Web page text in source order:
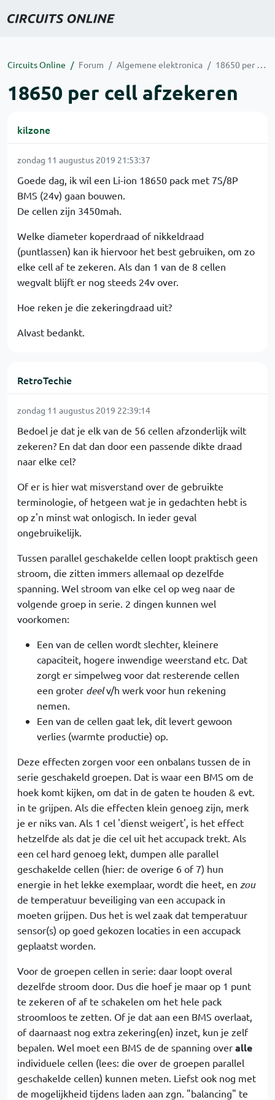
Circuits Online Forum Algemene elektronica 18650 per cell afzekeren
18650 per cell afzekeren
kilzone
zondag 11 augustus 2019 21:53:37
Goede dag, ik wil een Li-ion 18650 pack met 7S/8P
BMS (24v) gaan bouwen.
De cellen zijn 3450mah.
Welke diameter koperdraad of nikkeldraad
(puntlassen) kan ik hiervoor het best gebruiken, om zo
elke cell af te zekeren. Als dan 1 van de 8 cellen
wegvalt blijft er nog steeds 24v over.
Hoe reken je die zekeringdraad uit?
Alvast bedankt.
RetroTechie
zondag 11 augustus 2019 22:39:14
Bedoel je dat je elk van de 56 cellen afzonderlijk wilt
zekeren? En dat dan door een passende dikte draad
naar elke cel?
Of er is hier wat misverstand over de gebruikte
terminologie, of hetgeen wat je in gedachten hebt is
op z'n minst wat onlogisch. In ieder geval
ongebruikelijk.
Tussen parallel geschakelde cellen loopt praktisch geen
stroom, die zitten immers allemaal op dezelfde
spanning. Wel stroom van elke cel op weg naar de
volgende groep in serie. 2 dingen kunnen wel
voorkomen:
Een van de cellen wordt slechter, kleinere
capaciteit, hogere inwendige weerstand etc. Dat
zorgt er simpelweg voor dat resterende cellen
een groter deelv/h werk voor hun rekening
nemen.
Een van de cellen gaat lek, dit levert gewoon
verlies (warmte productie) op.
Deze effecten zorgen voor een onbalans tussen de in
serie geschakeld groepen. Dat is waar een BMS om de
hoek komt kijken, om dat in de gaten te houden & evt.
in te grijpen. Als die effecten klein genoeg zijn, merk
je er niks van. Als 1 cel 'dienst weigert', is het effect
hetzelfde als dat je die cel uit het accupack trekt. Als
een cel hard genoeg lekt, dumpen alle parallel
geschakelde cellen (hier: de overige 6 of 7) hun
energie in het lekke exemplaar, wordt die heet, en zou
de temperatuur beveiliging van een accupack in
moeten grijpen. Dus het is wel zaak dat temperatuur
sensor(s) op goed gekozen locaties in een accupack
geplaatst worden.
Voor de groepen cellen in serie: daar loopt overal
dezelfde stroom door. Dus die hoef je maar op 1 punt
te zekeren of af te schakelen om het hele pack
stroomloos te zetten. Of je dat aan een BMS overlaat,
of daarnaast nog extra zekering(en) inzet, kun je zelf
bepalen. Wel moet een BMS de de spanning over alle
individuele cellen (lees: die over de groepen parallel
geschakelde cellen) kunnen meten. Liefst ook nog met
de mogelijkheid tijdens laden aan zgn. "balancing" te